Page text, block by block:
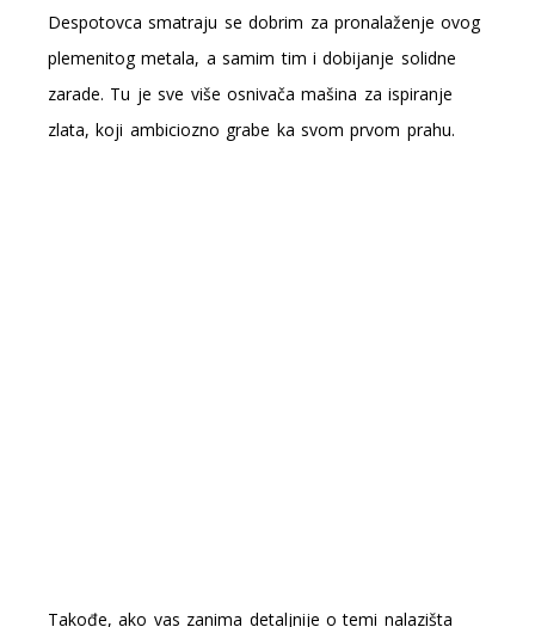
Despotovca smatraju se dobrim za pronalaženje ovog
plemenitog metala, a samim tim i dobijanje solidne
zarade. Tu je sve više osnivača mašina za ispiranje
zlata, koji ambiciozno grabe ka svom prvom prahu.
Takođe, ako vas zanima detaljnije o temi nalazišta